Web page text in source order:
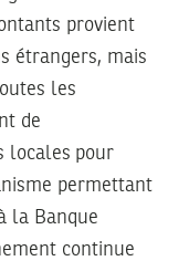
provient
étrangers, mais
les
de
locales pour
permettant
la Banque
continue